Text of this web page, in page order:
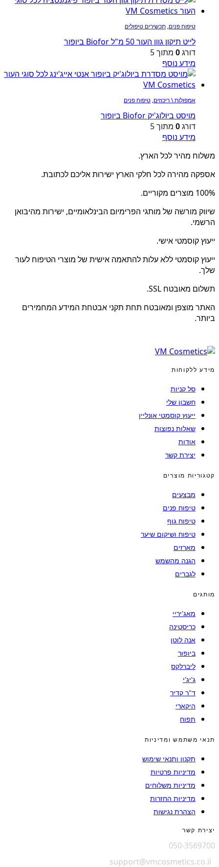
טיפוח פנים, תכשירים טיפולים
לייט תיקון גוון העור 50 מ"ל Biofor ביופור
דורג0 מתוך 5
מידע נוסף
אמפולות \ ריכוזים, טיפוח פנים
מויסט ביולוג'יק Biofor ביופור
דורג0 מתוך 5
מידע נוסף
משלוח מהיר לכל הארץ.
אספקה מהירה לכל חלקי הארץ ישירות אליכם לכתובת.
100% מוצרים מקוריים.
שיווק מורשה של מותגי הפרימיום הבינלאומיים, ישירות מהיבואן
הרשמי.
ייעוץ קוסמטי אישי.
ייעוץ קוסמטי ללא עלות להתאמה אישית של מוצרי הטיפוח לעור
שלך.
תשלום מאובטח SSL.
האתר מוצפן ומאובטח תחת תקני אבטחת המידע המחמירים
ביותר.
מידע ללקוחות
סל קניות
חשבון שלי
ייעוץ קוסמטי אונליין
שאלות נפוצות
אודות
יצירת קשר
קטגוריות מוצרים
מבצעים
טיפוח פנים
טיפוח גוף
טיפוח ושיקום שיער
מארזים
הגנה מהשמש
לגברים
מותגים
מאג'יריי
כריסטינה
אנה לוטן
ביופור
ליברלקס
ג'יג'י
ד"ר קדיר
היקארי
תפוח
תנאי משתמש ומדיניות
תקנון ותנאי שימוש
מדיניות פרטיות
מדיניות משלוחים
מדיניות החזרות
הצהרת נגישות
יצירת קשר
050-3569700
support@vmcosmetics.co.il